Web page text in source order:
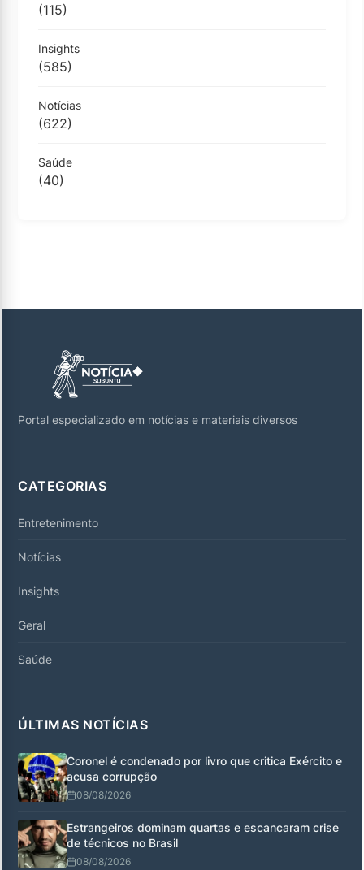
(115)
Insights
(585)
Notícias
(622)
Saúde
(40)
Portal especializado em notícias e materiais diversos
CATEGORIAS
Entretenimento
Notícias
Insights
Geral
Saúde
ÚLTIMAS NOTÍCIAS
Coronel é condenado por livro que critica Exército e
acusa corrupção
08/08/2026
Estrangeiros dominam quartas e escancaram crise
de técnicos no Brasil
08/08/2026